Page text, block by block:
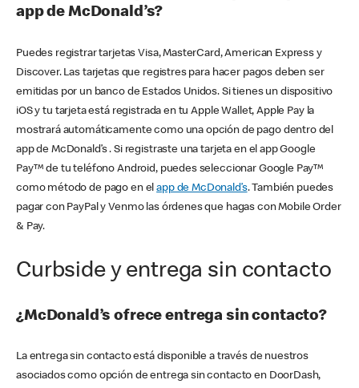
app de McDonald’s?
Puedes registrar tarjetas Visa, MasterCard, American Express y
Discover. Las tarjetas que registres para hacer pagos deben ser
emitidas por un banco de Estados Unidos. Si tienes un dispositivo
iOS y tu tarjeta está registrada en tu Apple Wallet, Apple Pay la
mostrará automáticamente como una opción de pago dentro del
app de McDonald’s . Si registraste una tarjeta en el app Google
Pay™ de tu teléfono Android, puedes seleccionar Google Pay™
como método de pago en elapp de McDonald’s. También puedes
pagar con PayPal y Venmo las órdenes que hagas con Mobile Order
& Pay.
Curbside y entrega sin contacto
¿McDonald’s ofrece entrega sin contacto?
La entrega sin contacto está disponible a través de nuestros
asociados como opción de entrega sin contacto en DoorDash,